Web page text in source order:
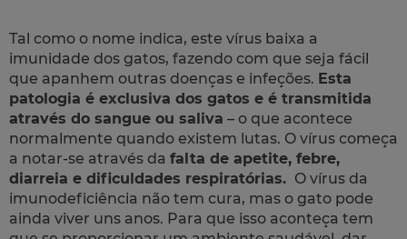
Tal como o nome indica, este vírus baixa a
imunidade dos gatos, fazendo com que seja fácil
que apanhem outras doenças e infeções. Esta
patologia é exclusiva dos gatos e é transmitida
através do sangue ou saliva – o que acontece
normalmente quando existem lutas. O vírus começa
a notar-se através da falta de apetite, febre,
diarreia e dificuldades respiratórias. O vírus da
imunodeficiência não tem cura, mas o gato pode
ainda viver uns anos. Para que isso aconteça tem